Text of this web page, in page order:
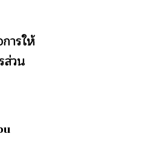
ารให้
ส่วน
น